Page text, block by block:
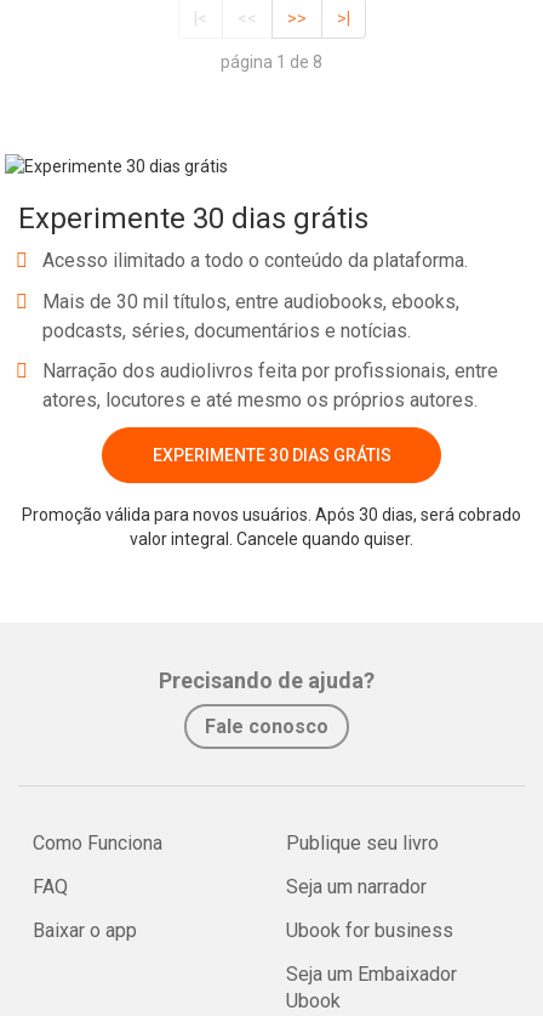
|< << >> >|
página 1 de 8
Experimente 30 dias grátis
Acesso ilimitado a todo o conteúdo da plataforma.
Mais de 30 mil títulos, entre audiobooks, ebooks,
podcasts, séries, documentários e notícias.
Narração dos audiolivros feita por profissionais, entre
atores, locutores e até mesmo os próprios autores.
EXPERIMENTE 30 DIAS GRÁTIS
Promoção válida para novos usuários. Após 30 dias, será cobrado
valor integral. Cancele quando quiser.
Precisando de ajuda?
Fale conosco
Como Funciona
FAQ
Baixar o app
Publique seu livro
Seja um narrador
Ubook for business
Seja um Embaixador
Ubook